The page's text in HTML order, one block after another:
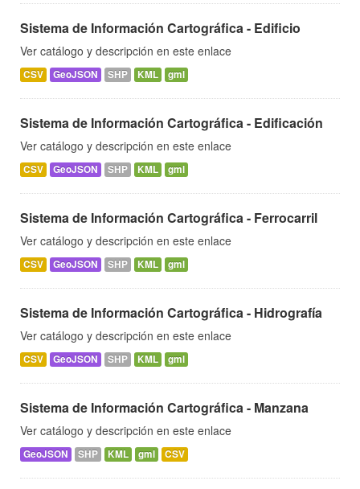
Sistema de Información Cartográfica - Edificio
Ver catálogo y descripción en este enlace
CSV GeoJSON SHP KML gml
Sistema de Información Cartográfica - Edificación
Ver catálogo y descripción en este enlace
CSV GeoJSON SHP KML gml
Sistema de Información Cartográfica - Ferrocarril
Ver catálogo y descripción en este enlace
CSV GeoJSON SHP KML gml
Sistema de Información Cartográfica - Hidrografía
Ver catálogo y descripción en este enlace
CSV GeoJSON SHP KML gml
Sistema de Información Cartográfica - Manzana
Ver catálogo y descripción en este enlace
GeoJSON SHP KML gml CSV